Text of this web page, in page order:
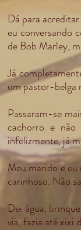
Dá para
eu conversando
de Bob Marley,
Já
um pastor-belga
Passaram-se
cachorro e não
infelizmente, já
Meu marido e
carinhoso. Não
Dei água,
via, fazia até xixi